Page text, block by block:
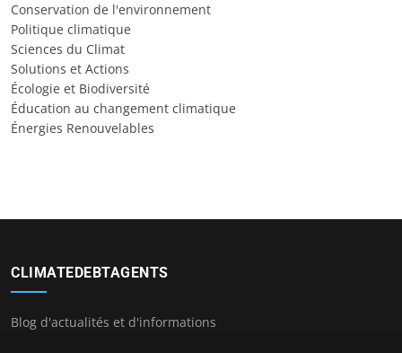
Conservation de l'environnement
Politique climatique
Sciences du Climat
Solutions et Actions
Écologie et Biodiversité
Éducation au changement climatique
Énergies Renouvelables
CLIMATEDEBTAGENTS
Blog d'actualités et d'informations